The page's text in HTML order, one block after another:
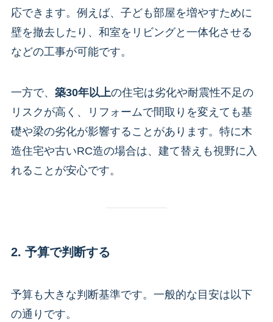
応できます。例えば、子ども部屋を増やすために
壁を撤去したり、和室をリビングと一体化させる
などの工事が可能です。
一方で、 築30年以上の住宅は劣化や耐震性不足の
リスクが高く、リフォームで間取りを変えても基
礎や梁の劣化が影響することがあります。特に木
造住宅や古いRC造の場合は、建て替えも視野に入
れることが安心です。
2. 予算で判断する
予算も大きな判断基準です。一般的な目安は以下
の通りです。